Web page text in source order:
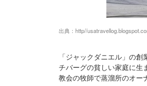
出典： http//
「ジャックダニエル」の
チバーグの貧しい家庭に生
教会の牧師で蒸溜所のオー